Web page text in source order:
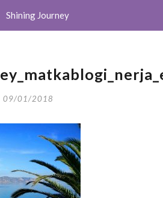
Shining Journey
09/01/2018